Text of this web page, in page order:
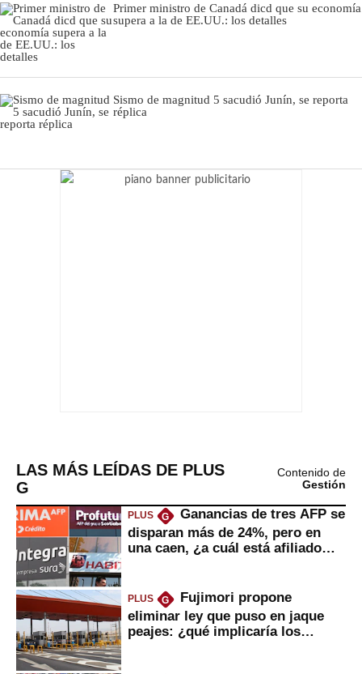
Primer ministro de Canadá dicd que su economía
supera a la de EE.UU.: los detalles
Sismo de magnitud 5 sacudió Junín, se reporta
réplica
LAS MÁS LEÍDAS DE PLUS
G
Contenido de
Gestión
PLUS G
Ganancias de tres AFP se
disparan más de 24%, pero en
una caen, ¿a cuál está afiliado
PLUS G
Fujimori propone
eliminar ley que puso en jaque
peajes: ¿qué implicaría los